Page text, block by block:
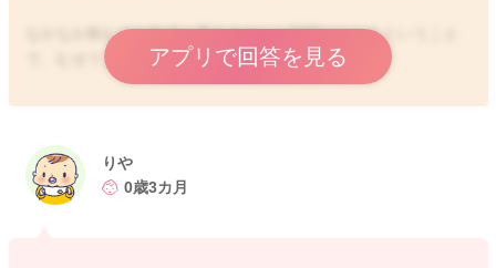
なかなか飲むのも軌道に乗るまでにも時間がかかるということ
で、むせてしまうこともあるのですね。
2ヶ月からSサイズをお使いということで、劣化してきているこ
また遊びのみをするようになってきていることもあり、飲み方
アプリで回答を見る
りや
0歳3カ月